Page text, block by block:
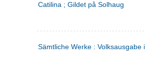
Catilina ; Gildet på Solhaug
Sämtliche Werke : Volksausgabe